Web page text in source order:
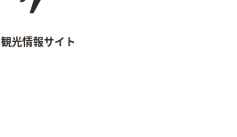
観光情報サイト
地域情報サイト